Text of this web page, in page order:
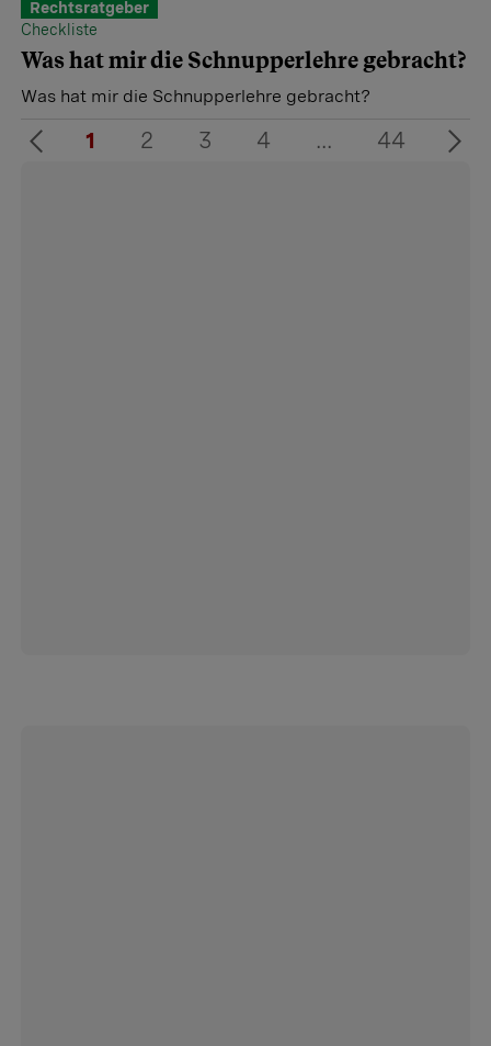
Rechtsratgeber
Checkliste
Was hat mir die Schnupperlehre gebracht?
Was hat mir die Schnupperlehre gebracht?
1 2 3 4 ... 44